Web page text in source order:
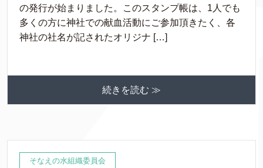
の発行が始まりました。このスタンプ帳は、1人でも
多くの方に神社での献血活動にご参加頂きたく、各
神社の社名が記されたオリジナ […]
続きを読む ≫
そなえの水組織委員会